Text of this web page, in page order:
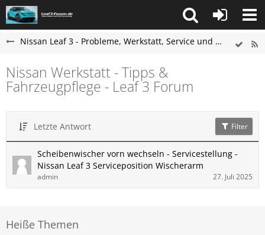
Nissan Leaf 3 - Probleme, Werkstatt, Service und Tipps
Nissan Werkstatt - Tipps &
Fahrzeugpflege - Leaf 3 Forum
Letzte Antwort Filter
Scheibenwischer vorn wechseln - Servicestellung -
Nissan​ Leaf 3 Serviceposition Wischerarm
admin 27. Juli 2025
Heiße Themen